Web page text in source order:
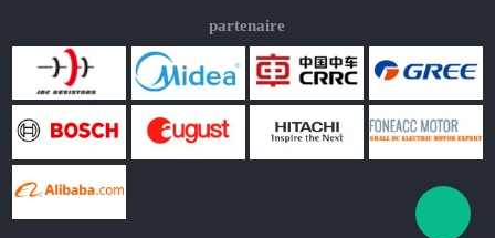
partenaire